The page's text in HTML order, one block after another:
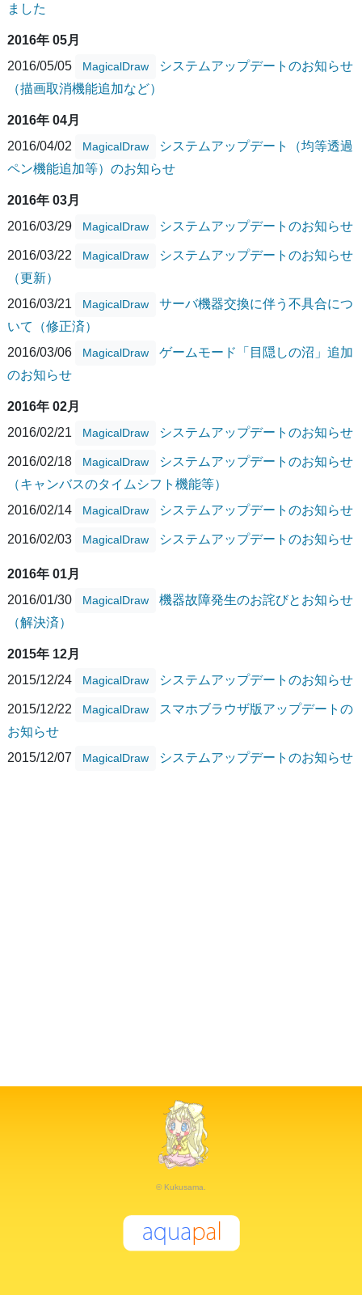
ました
2016年 05月
2016/05/05
MagicalDraw
システムアップデートのお知らせ
（描画取消機能追加など）
2016年 04月
2016/04/02
MagicalDraw
システムアップデート（均等透過
ペン機能追加等）のお知らせ
2016年 03月
2016/03/29
MagicalDraw システムアップデートのお知らせ
2016/03/22 MagicalDraw
システムアップデートのお知らせ
（更新）
2016/03/21
MagicalDraw
サーバ機器交換に伴う不具合につ
いて（修正済）
2016/03/06
MagicalDraw
ゲームモード「目隠しの沼」追加
のお知らせ
2016年 02月
2016/02/21
MagicalDraw システムアップデートのお知らせ
2016/02/18 MagicalDraw
システムアップデートのお知らせ
（キャンバスのタイムシフト機能等）
2016/02/14
MagicalDraw システムアップデートのお知らせ
2016/02/03 MagicalDraw システムアップデートのお知らせ
2016年 01月
2016/01/30
MagicalDraw
機器故障発生のお詫びとお知らせ
（解決済）
2015年 12月
2015/12/24
MagicalDraw システムアップデートのお知らせ
2015/12/22 MagicalDraw
スマホブラウザ版アップデートの
お知らせ
2015/12/07
MagicalDraw システムアップデートのお知らせ
© Kukusama.